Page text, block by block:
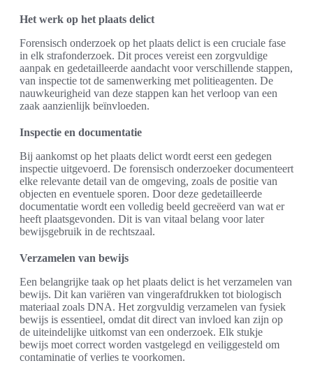
Het werk op het plaats delict
Forensisch onderzoek op het plaats delict is een cruciale fase
in elk strafonderzoek. Dit proces vereist een zorgvuldige
aanpak en gedetailleerde aandacht voor verschillende stappen,
van inspectie tot de samenwerking met politieagenten. De
nauwkeurigheid van deze stappen kan het verloop van een
zaak aanzienlijk beïnvloeden.
Inspectie en documentatie
Bij aankomst op het plaats delict wordt eerst een gedegen
inspectie uitgevoerd. De forensisch onderzoeker documenteert
elke relevante detail van de omgeving, zoals de positie van
objecten en eventuele sporen. Door deze gedetailleerde
documentatie wordt een volledig beeld gecreëerd van wat er
heeft plaatsgevonden. Dit is van vitaal belang voor later
bewijsgebruik in de rechtszaal.
Verzamelen van bewijs
Een belangrijke taak op het plaats delict is het verzamelen van
bewijs. Dit kan variëren van vingerafdrukken tot biologisch
materiaal zoals DNA. Het zorgvuldig verzamelen van fysiek
bewijs is essentieel, omdat dit direct van invloed kan zijn op
de uiteindelijke uitkomst van een onderzoek. Elk stukje
bewijs moet correct worden vastgelegd en veiliggesteld om
contaminatie of verlies te voorkomen.